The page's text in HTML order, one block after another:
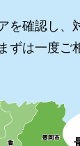
を確認し、
ずは一度ご